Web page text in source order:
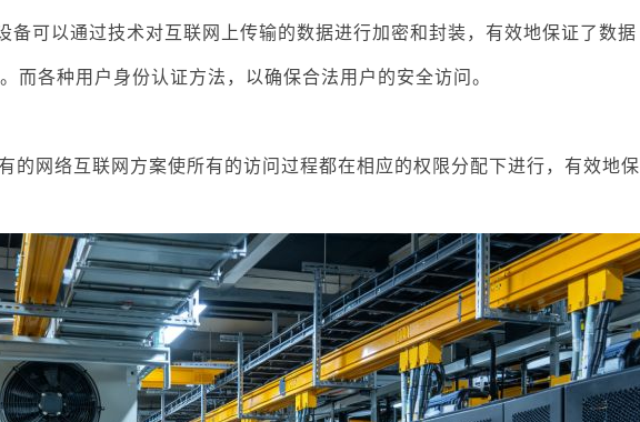
备可以通过技术对互联网上传输的数据进行加密和封装，有效地保证了数据
而各种用户身份认证方法，以确保合法用户的安全访问。
的网络互联网方案使所有的访问过程都在相应的权限分配下进行，有效地保